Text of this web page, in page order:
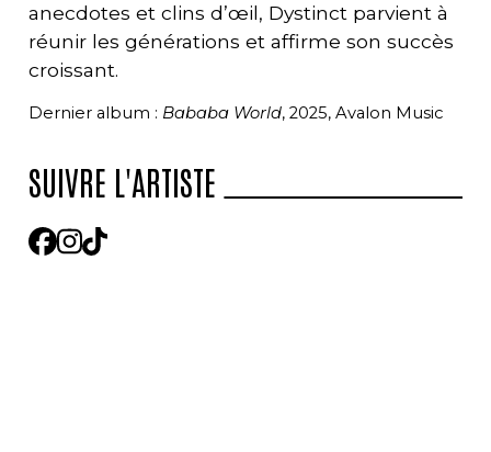
anecdotes et clins d’œil, Dystinct parvient à
réunir les générations et affirme son succès
croissant.
Dernier album : Bababa World, 2025, Avalon Music
SUIVRE L'ARTISTE